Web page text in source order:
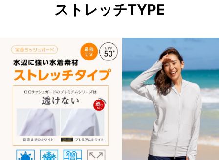
ストレッチTYPE